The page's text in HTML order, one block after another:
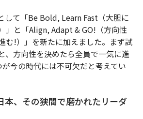
して「Be Bold, Learn Fast（大胆に
」と「Align, Adapt & GO!（方向性
む!）」を新たに加えました。まず試
、方向性を決めたら全員で一気に進
今の時代には不可欠だと考えてい
本、その狭間で磨かれたリーダ